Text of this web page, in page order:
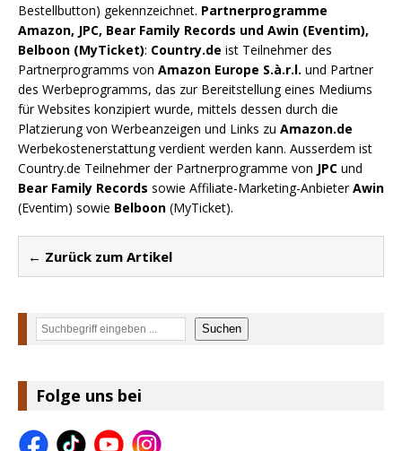
Bestellbutton) gekennzeichnet. Partnerprogramme
Amazon, JPC, Bear Family Records und Awin (Eventim),
Belboon (MyTicket): Country.de ist Teilnehmer des
Partnerprogramms von Amazon Europe S.à.r.l. und Partner
des Werbeprogramms, das zur Bereitstellung eines Mediums
für Websites konzipiert wurde, mittels dessen durch die
Platzierung von Werbeanzeigen und Links zu Amazon.de
Werbekostenerstattung verdient werden kann. Ausserdem ist
Country.de Teilnehmer der Partnerprogramme von JPC und
Bear Family Records sowie Affiliate-Marketing-AnbieterAwin
(Eventim) sowie Belboon (MyTicket).
← Zurück zum Artikel
Suchen Suchen
Folge uns bei